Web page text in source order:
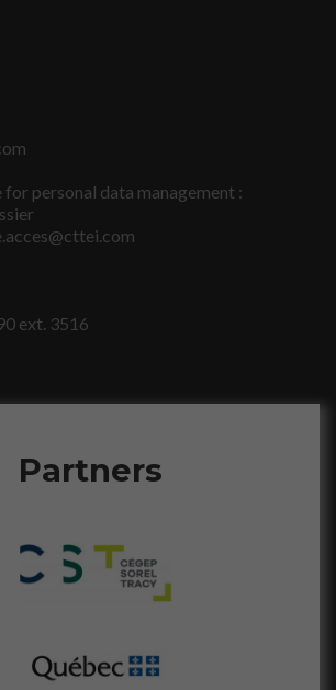
for personal data management :
ext. 3516
Partnerssont pas
fonctionnement
du site Web.
Statistiques
Afin que nous